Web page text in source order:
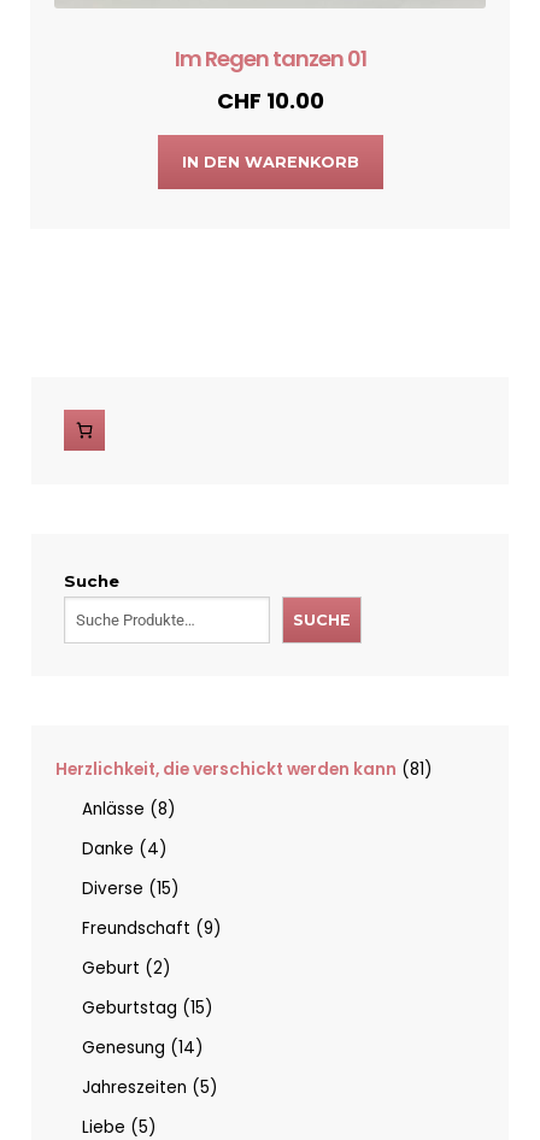
Im Regen tanzen 01
CHF 10.00
IN DEN WARENKORB
Suche
SUCHE
Herzlichkeit, die verschickt werden kann
81
Anlässe
8
Danke
4
Diverse
15
Freundschaft
9
Geburt
2
Geburtstag
15
Genesung
14
Jahreszeiten
5
Liebe
5